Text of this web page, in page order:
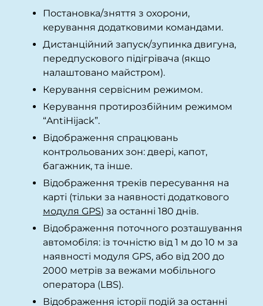
Постановка/зняття з охорони,
керування додатковими командами.
Дистанційний запуск/зупинка двигуна,
передпускового підігрівача (якщо
налаштовано майстром).
Керування сервісним режимом.
Керування протирозбійним режимом
“AntiHijack”.
Відображення спрацювань
контрольованих зон: двері, капот,
багажник, та інше.
Відображення треків пересування на
карті (тільки за наявності додаткового
модуля GPS) за останні 180 днів.
Відображення поточного розташування
автомобіля: із точністю від 1 м до 10 м за
наявності модуля GPS, або від 200 до
2000 метрів за вежами мобільного
оператора (LBS).
Відображення історії подій за останні